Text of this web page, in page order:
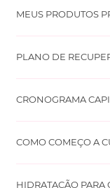
MEUS PRODUTOS
PLANO DE
CRONOGRAMA
COMO COMEÇO A
HIDRATAÇÃO PARA